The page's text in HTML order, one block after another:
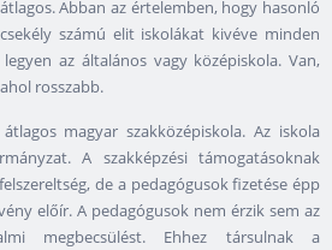
Abban az értelemben, hogy hasonló
számú elit iskolákat kivéve minden
az általános vagy középiskola. Van,
rosszabb.
magyar szakközépiskola. Az iskola
A szakképzési támogatásoknak
de a pedagógusok fizetése épp
előír. A pedagógusok nem érzik sem az
megbecsülést. Ehhez társulnak a